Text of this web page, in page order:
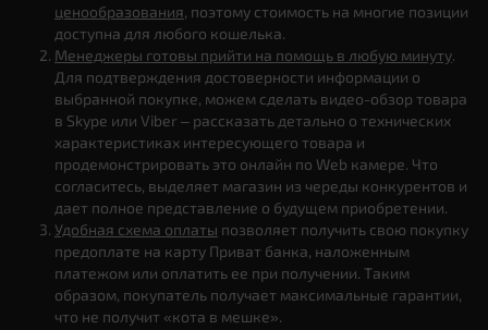
ценообразования, поэтому стоимость на многие позиции
доступна для любого кошелька.
Менеджеры готовы прийти на помощь в любую минуту.
Для подтверждения достоверности информации о
выбранной покупке, можем сделать видео-обзор товара
в Skype или Viber – рассказать детально о технических
характеристиках интересующего товара и
продемонстрировать это онлайн по Web камере. Что
согласитесь, выделяет магазин из череды конкурентов и
дает полное представление о будущем приобретении.
Удобная схема оплаты позволяет получить свою покупку
предоплате на карту Приват банка, наложенным
платежом или оплатить ее при получении. Таким
образом, покупатель получает максимальные гарантии,
что не получит «кота в мешке».